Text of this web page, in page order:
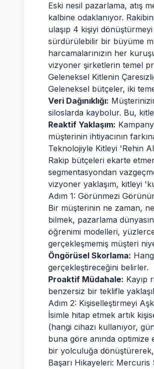
Eski nesil pazarlama, atış
kalbine odaklanıyor.
ulaşıp 4 kişiyi
sürdürülebilir bir büyüme
harcamalarınızın her
vizyoner şirketlerin temel
Geleneksel Kitlenin
Geleneksel bütçeler, iki
Veri Dağınıklığı:
siloslarda kaybolur. Bu,
Reaktif Yaklaşım:
müşterinin ihtiyacının
Teknolojiyle Kitleyi 'Rehin
Rakip bütçeleri ekarte
segmentasyondan
vizyoner yaklaşım, kitleyi
Adım 1: Görünmezi
Bir müşterinin ne zaman, ne
bilmek, pazarlama
öğrenimi modelleri,
gerçekleşmemiş müşteri
Öngörüsel Skorlama:
gerçekleştireceğini belirler.
Proaktif Müdahale: Kayıp
benzersiz bir teklifle
Adım 2: Kişiselleştirmeyi
İsimle hitap etmek artık
(hangi cihazı kullanıyor,
buna göre anında
bir yolculuğa dönüştürerek,
Başarı Hikayeleri: